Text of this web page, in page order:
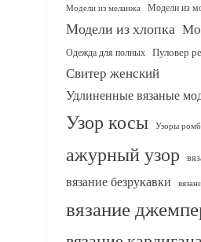
Модели из меланжа Модели из
Модели из хлопка
Одежда для полных Пуловер
Свитер женский
Удлиненные вязаные
Узор косы Узоры
ажурный узор
вязание безрукавки
вязание